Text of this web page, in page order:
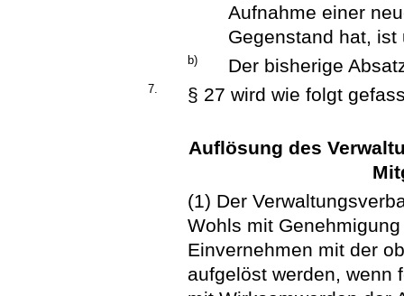
Aufnahme einer
Gegenstand hat, ist
b) Der bisherige
7. § 27 wird wie folgt
Auflösung des
(1) Der
Wohls mit
Einvernehmen mit der
aufgelöst werden, wenn